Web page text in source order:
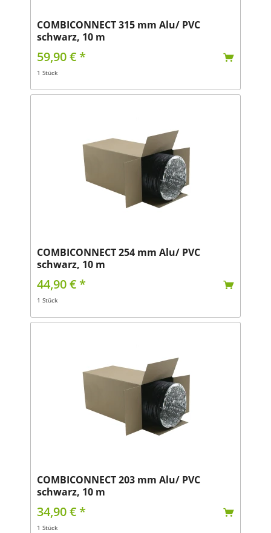
COMBICONNECT 315 mm Alu/ PVC
schwarz, 10 m
59,90 € *
1 Stück
COMBICONNECT 254 mm Alu/ PVC
schwarz, 10 m
44,90 € *
1 Stück
COMBICONNECT 203 mm Alu/ PVC
schwarz, 10 m
34,90 € *
1 Stück